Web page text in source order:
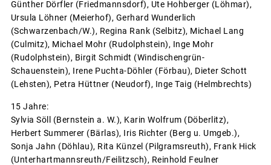
Günther Dörfler (Friedmannsdorf), Ute Hohberger (Löhmar),
Ursula Löhner (Meierhof), Gerhard Wunderlich
(Schwarzenbach/W.), Regina Rank (Selbitz), Michael Lang
(Culmitz), Michael Mohr (Rudolphstein), Inge Mohr
(Rudolphstein), Birgit Schmidt (Windischengrün-
Schauenstein), Irene Puchta-Döhler (Förbau), Dieter Schott
(Lehsten), Petra Hüttner (Neudorf), Inge Taig (Helmbrechts)
15 Jahre:
Sylvia Söll (Bernstein a. W.), Karin Wolfrum (Döberlitz),
Herbert Summerer (Bärlas), Iris Richter (Berg u. Umgeb.),
Sonja Jahn (Döhlau), Rita Künzel (Pilgramsreuth), Frank Hick
(Unterhartmannsreuth/Feilitzsch), Reinhold Feulner